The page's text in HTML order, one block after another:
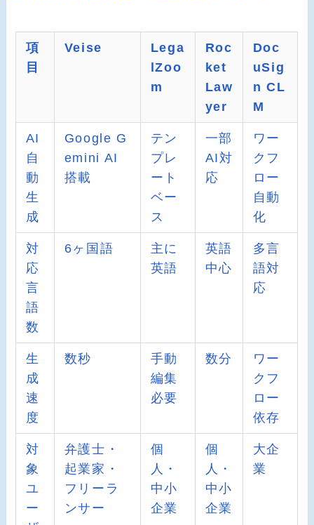
項
目
Veise
Lega
lZoo
m
Roc
ket
Law
yer
Doc
uSig
n CL
M
AI
自
動
生
成
Google G
emini AI
搭載
テン
プレ
ート
ベー
ス
一部
AI対
応
ワー
クフ
ロー
自動
化
対
応
言
語
数
6ヶ国語
主に
英語
英語
中心
多言
語対
応
生
成
速
度
数秒
手動
編集
必要
数分
ワー
クフ
ロー
依存
対
象
ユ
ー
弁護士・
起業家・
フリーラ
ンサー
個
人・
中小
企業
個
人・
中小
企業
大企
業